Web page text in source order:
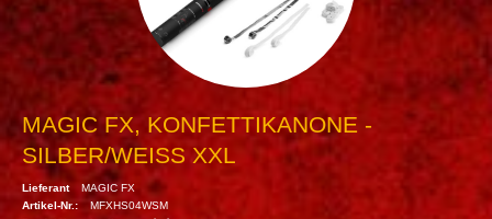
MAGIC FX, KONFETTIKANONE -
SILBER/WEISS XXL
Lieferant
MAGIC FX
Artikel-Nr.:
MFXHS04WSM